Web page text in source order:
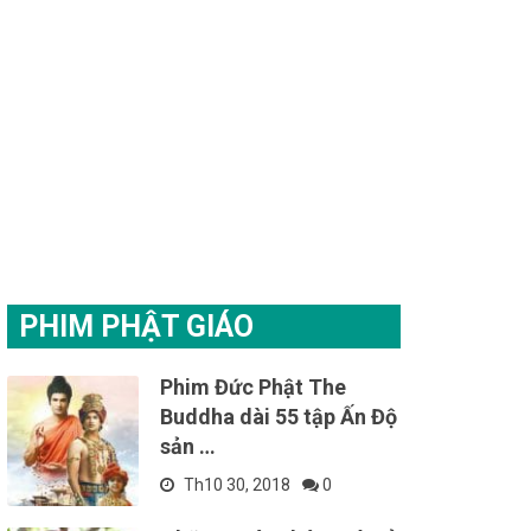
PHIM PHẬT GIÁO
Phim Đức Phật The
Buddha dài 55 tập Ấn Độ
sản …
Th10 30, 2018 0